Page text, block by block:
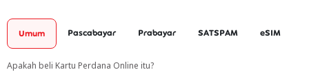
Umum Pascabayar Prabayar SATSPAM eSIM
Apakah beli Kartu Perdana Online itu?